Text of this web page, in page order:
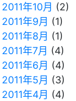
2011年10月 (2)
2011年9月 (1)
2011年8月 (1)
2011年7月 (4)
2011年6月 (4)
2011年5月 (3)
2011年4月 (4)